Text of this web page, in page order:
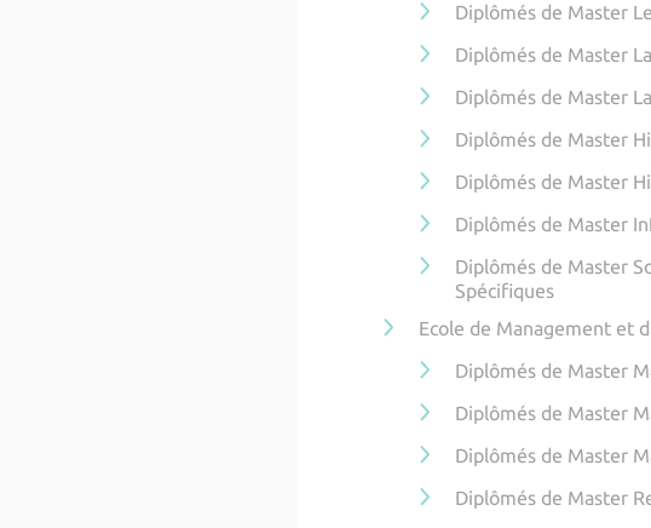
Diplômés de Master
Diplômés de Master
Diplômés de Master
Diplômés de Master
Diplômés de Master
Diplômés de Master
Diplômés de Master
Spécifiques
Ecole de Management et
Diplômés de Master
Diplômés de Master
Diplômés de Master
Diplômés de Master